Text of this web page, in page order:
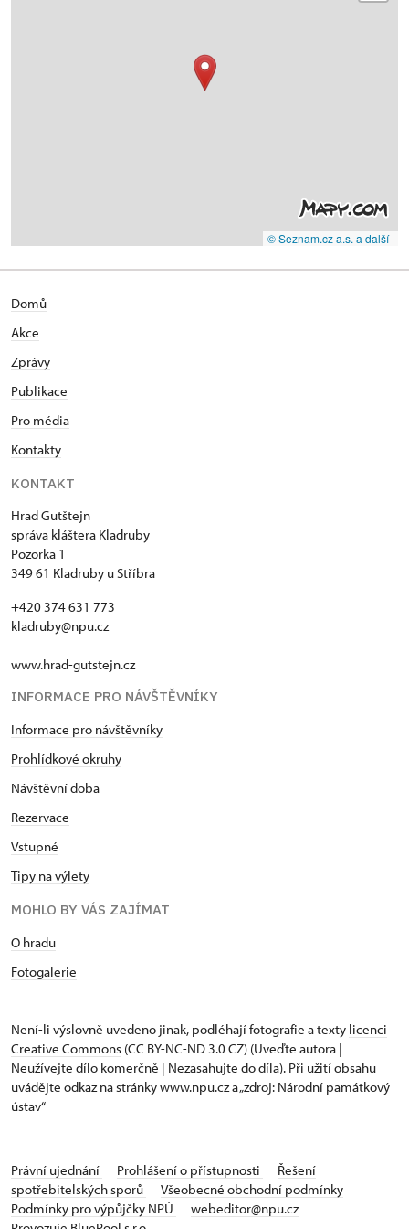
© Seznam.cz a.s. a další
Domů
Akce
Zprávy
Publikace
Pro média
Kontakty
KONTAKT
Hrad Gutštejn
správa kláštera Kladruby
Pozorka 1
349 61 Kladruby u Stříbra
+420 374 631 773
kladruby@npu.cz
www.hrad-gutstejn.cz
INFORMACE PRO NÁVŠTĚVNÍKY
Informace pro návštěvníky
Prohlídkové okruhy
Návštěvní doba
Rezervace
Vstupné
Tipy na výlety
MOHLO BY VÁS ZAJÍMAT
O hradu
Fotogalerie
Není-li výslovně uvedeno jinak, podléhají fotografie a texty licenci
Creative Commons (CC BY-NC-ND 3.0 CZ) (Uveďte autora |
Neužívejte dílo komerčně | Nezasahujte do díla). Při užití obsahu
uvádějte odkaz na stránky www.npu.cz a „zdroj: Národní památkový
ústav“
Právní ujednání Prohlášení o přístupnosti
Řešení
spotřebitelských sporů
Všeobecné obchodní podmínky
Podmínky pro výpůjčky NPÚ
webeditor@npu.cz